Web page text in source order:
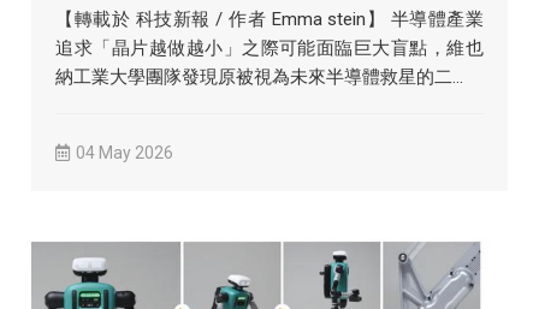
【轉載於 科技新報 / 作者 Emma stein】 半導體產業
追求「晶片越做越小」之際可能面臨巨大盲點，維也
納工業大學團隊發現原被視為未來半導體救星的二...
04 May 2026